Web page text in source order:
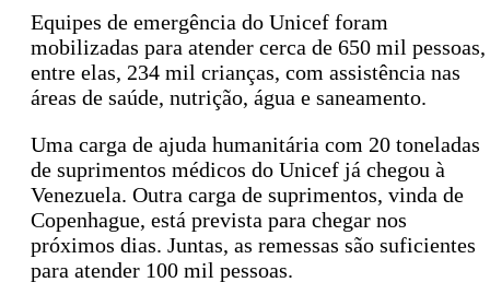
Equipes de emergência do Unicef foram
mobilizadas para atender cerca de 650 mil pessoas,
entre elas, 234 mil crianças, com assistência nas
áreas de saúde, nutrição, água e saneamento.
Uma carga de ajuda humanitária com 20 toneladas
de suprimentos médicos do Unicef já chegou à
Venezuela. Outra carga de suprimentos, vinda de
Copenhague, está prevista para chegar nos
próximos dias. Juntas, as remessas são suficientes
para atender 100 mil pessoas.